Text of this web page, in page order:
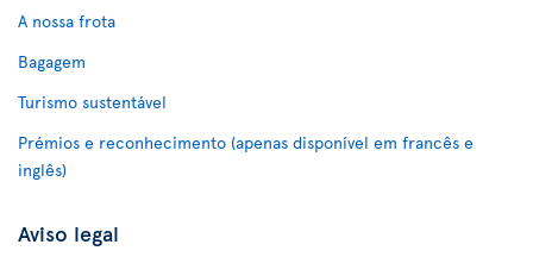
A nossa frota
Bagagem
Turismo sustentável
Prémios e reconhecimento (apenas disponível em francês e
inglês)
Aviso legal